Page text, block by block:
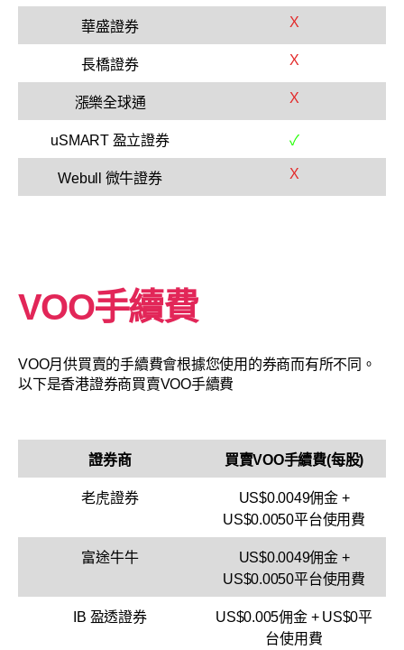
華盛證券 X
長橋證券 X
漲樂全球通 X
uSMART 盈立證券 ✓
Webull 微牛證券 X
VOO手續費
VOO月供買賣的手續費會根據您使用的券商而有所不同。
以下是香港證券商買賣VOO手續費
證券商 買賣VOO手續費(每股)
老虎證券
US$0.0049佣金 +
US$0.0050平台使用費
富途牛牛
US$0.0049佣金 +
US$0.0050平台使用費
IB 盈透證券
US$0.005佣金 + US$0平
台使用費